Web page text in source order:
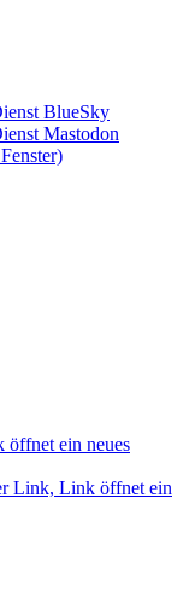
BlueSky
Mastodon
ein neues
Link, Link öffnet ein